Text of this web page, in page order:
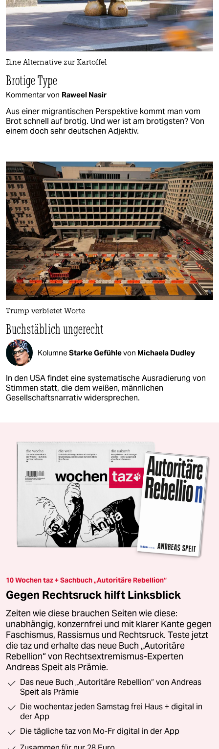
Eine Alternative zur Kartoffel
Brotige Type
Kommentar von Raweel Nasir
Aus einer migrantischen Perspektive kommt man vom
Brot schnell auf brotig. Und wer ist am brotigsten? Von
einem doch sehr deutschen Adjektiv.
Trump verbietet Worte
Buchstäblich ungerecht
KolumneStarke Gefühlevon Michaela Dudley
In den USA findet eine systematische Ausradierung von
Stimmen statt, die dem weißen, männlichen
Gesellschaftsnarrativ widersprechen.
10 Wochen taz + Sachbuch „Autoritäre Rebellion“
Gegen Rechtsruck hilft Linksblick
Zeiten wie diese brauchen Seiten wie diese:
unabhängig, konzernfrei und mit klarer Kante gegen
Faschismus, Rassismus und Rechtsruck. Teste jetzt
die taz und erhalte das neue Buch „Autoritäre
Rebellion“ von Rechtsextremismus-Experten
Andreas Speit als Prämie.
Das neue Buch „Autoritäre Rebellion“ von Andreas
Speit als Prämie
Die wochentaz jeden Samstag frei Haus + digital in
der App
Die tägliche taz von Mo-Fr digital in der App